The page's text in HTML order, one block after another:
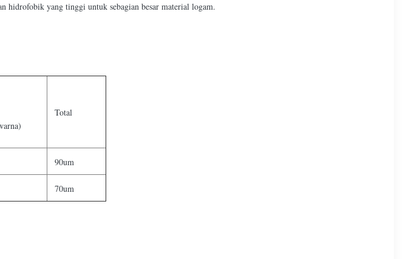
hidrofobik yang tinggi untuk sebagian besar material logam.
Total
90um
70um